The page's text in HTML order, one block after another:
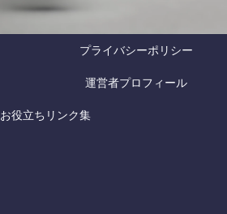
プライバシーポリシー
運営者プロフィール
お役立ちリンク集